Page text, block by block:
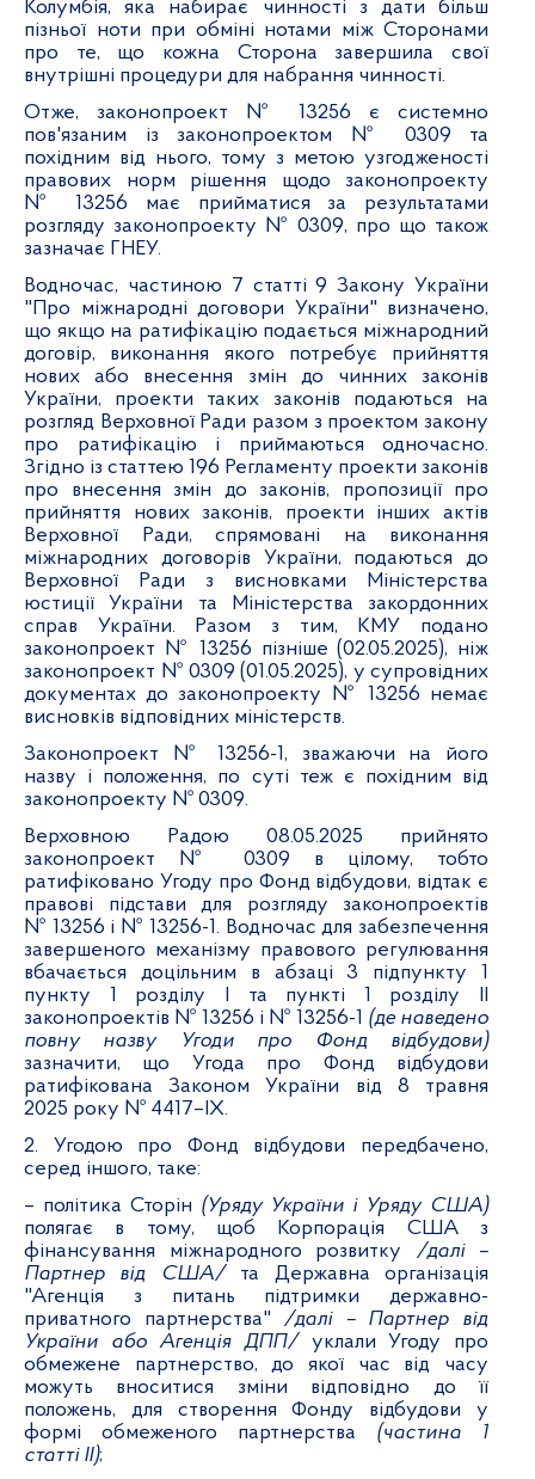
Колумбія, яка набирає чинності з дати більш
пізньої ноти при обміні нотами між Сторонами
про те, що кожна Сторона завершила свої
внутрішні процедури для набрання чинності.
Отже, законопроект № 13256 є системно
пов'язаним із законопроектом № 0309 та
похідним від нього, тому з метою узгодженості
правових норм рішення щодо законопроекту
№ 13256 має прийматися за результатами
розгляду законопроекту № 0309, про що також
зазначає ГНЕУ.
Водночас, частиною 7 статті 9 Закону України
"Про міжнародні договори України" визначено,
що якщо на ратифікацію подається міжнародний
договір, виконання якого потребує прийняття
нових або внесення змін до чинних законів
України, проекти таких законів подаються на
розгляд Верховної Ради разом з проектом закону
про ратифікацію і приймаються одночасно.
Згідно із статтею 196 Регламенту проекти законів
про внесення змін до законів, пропозиції про
прийняття нових законів, проекти інших актів
Верховної Ради, спрямовані на виконання
міжнародних договорів України, подаються до
Верховної Ради з висновками Міністерства
юстиції України та Міністерства закордонних
справ України. Разом з тим, КМУ подано
законопроект № 13256 пізніше (02.05.2025), ніж
законопроект № 0309 (01.05.2025), у супровідних
документах до законопроекту № 13256 немає
висновків відповідних міністерств.
Законопроект № 13256-1, зважаючи на його
назву і положення, по суті теж є похідним від
законопроекту № 0309.
Верховною Радою 08.05.2025 прийнято
законопроект № 0309 в цілому, тобто
ратифіковано Угоду про Фонд відбудови, відтак є
правові підстави для розгляду законопроектів
№ 13256 і № 13256-1. Водночас для забезпечення
завершеного механізму правового регулювання
вбачається доцільним в абзаці 3 підпункту 1
пункту 1 розділу І та пункті 1 розділу ІІ
законопроектів № 13256 і № 13256-1 (де наведено
повну назву Угоди про Фонд відбудови)
зазначити, що Угода про Фонд відбудови
ратифікована Законом України від 8 травня
2025 року № 4417–ІХ.
2. Угодою про Фонд відбудови передбачено,
серед іншого, таке:
– політика Сторін (Уряду України і Уряду США)
полягає в тому, щоб Корпорація США з
фінансування міжнародного розвитку /далі –
Партнер від США/та Державна організація
"Агенція з питань підтримки державно-
приватного партнерства" /далі – Партнер від
України або Агенція ДПП/уклали Угоду про
обмежене партнерство, до якої час від часу
можуть вноситися зміни відповідно до її
положень, для створення Фонду відбудови у
формі обмеженого партнерства (частина 1
статті ІІ);